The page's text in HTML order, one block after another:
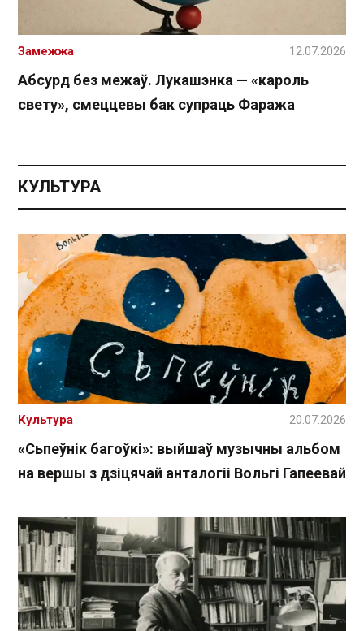
Абсурд без межаў. Лукашэнка — «кароль
свету», смеццевы бак супраць Фаража
Замежжа 12.07.2026
КУЛЬТУРА
«Сьпеўнік багоўкі»: выйшаў музычны альбом
на вершы з дзіцячай анталогіі Вольгі Гапеевай
Культура 20.07.2026